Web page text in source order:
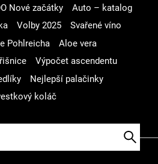
Nové začátky
Auto – katalog
Volby 2025
Svařené víno
Pohlreicha
Aloe vera
Výpočet ascendentu
Nejlepší palačinky
koláč